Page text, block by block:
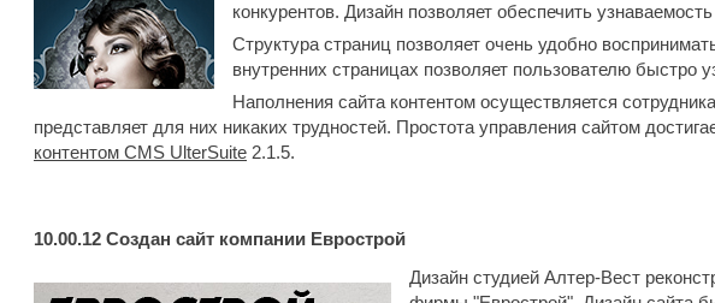
конкурентов. Дизайн позволяет обеспечить
Структура страниц позволяет очень удобно
внутренних страницах позволяет пользователю быстро
Наполнения сайта контентом осуществляется
представляет для них никаких трудностей. Простота управления сайтом
контентом CMS UlterSuite 2.1.5.
10.00.12 Создан сайт компании Еврострой
Дизайн студией Алтер-Вест